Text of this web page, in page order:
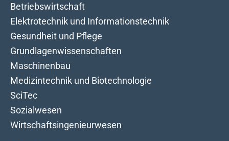
Betriebswirtschaft
Elektrotechnik und Informationstechnik
Gesundheit und Pflege
Grundlagenwissenschaften
Maschinenbau
Medizintechnik und Biotechnologie
SciTec
Sozialwesen
Wirtschaftsingenieurwesen